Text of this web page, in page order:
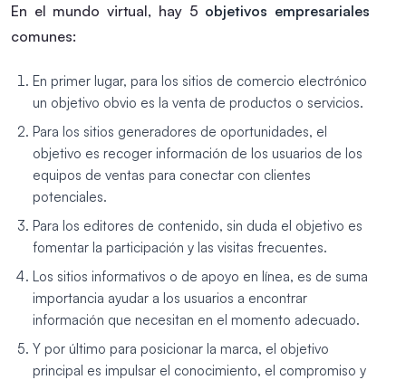
En el mundo virtual, hay 5 objetivos empresariales
comunes:
En primer lugar, para los sitios de comercio electrónico
un objetivo obvio es la venta de productos o servicios.
Para los sitios generadores de oportunidades, el
objetivo es recoger información de los usuarios de los
equipos de ventas para conectar con clientes
potenciales.
Para los editores de contenido, sin duda el objetivo es
fomentar la participación y las visitas frecuentes.
Los sitios informativos o de apoyo en línea, es de suma
importancia ayudar a los usuarios a encontrar
información que necesitan en el momento adecuado.
Y por último para posicionar la marca, el objetivo
principal es impulsar el conocimiento, el compromiso y